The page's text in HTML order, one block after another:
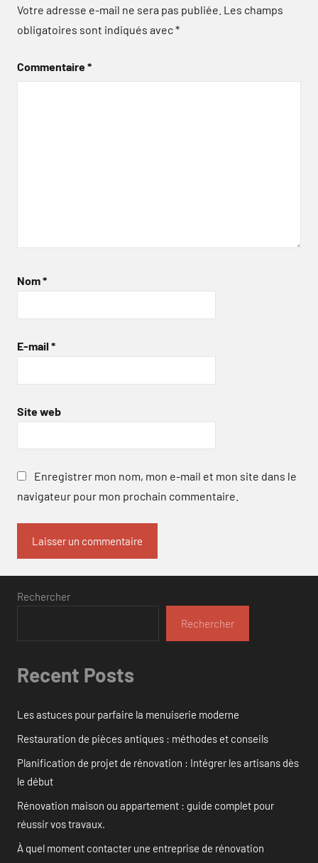
Votre adresse e-mail ne sera pas publiée. Les champs
obligatoires sont indiqués avec*
Commentaire*
Nom*
E-mail *
Site web
Enregistrer mon nom, mon e-mail et mon site dans le
navigateur pour mon prochain commentaire.
Rechercher
Rechercher
Recent Posts
Les astuces pour parfaire la menuiserie moderne
Restauration de pièces antiques : méthodes et conseils
Planification de projet de rénovation : Intégrer les artisans dès
le début
Rénovation maison ou appartement : guide complet pour
réussir vos travaux.
À quel moment contacter une entreprise de rénovation